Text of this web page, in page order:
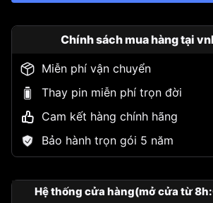
Chính sách mua hàng tại
Miễn phí vận chuyển
Thay pin miễn phí trọn đời
Cam kết hàng chính hãng
Bảo hành trọn gói 5 năm
Hệ thống cửa hàng(mở cửa từ